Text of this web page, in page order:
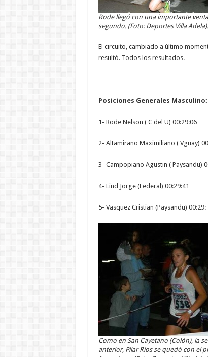
Rode llegó con una importante
segundo. (Foto: Deportes Villa Adela).
El circuito, cambiado a último
resultó. Todos los resultados.
Posiciones Generales Masculino:
1- Rode Nelson ( C del U) 00:29:06
2- Altamirano Maximiliano ( Vguay)
3- Campopiano Agustin ( Paysandu)
4- Lind Jorge (Federal) 00:29:41
5- Vasquez Cristian (Paysandu) 00:29:
Como en San Cayetano (Colón), la
anterior, Pilar Ríos se quedó con el